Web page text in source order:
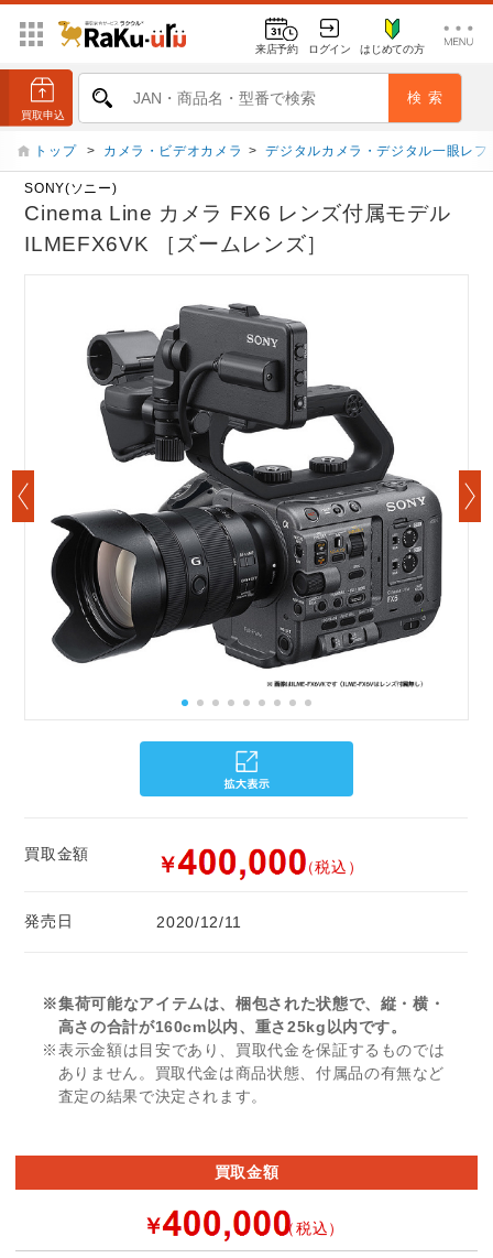
来店予約 ログイン はじめての方
トップ > カメラ・ビデオカメラ > デジタルカメラ・デジタル一眼レフ
SONY(ソニー)
Cinema Line カメラ FX6 レンズ付属モデル
ILMEFX6VK ［ズームレンズ］
買取金額 ￥ （税込）
発売日 2020/12/11
※集荷可能なアイテムは、梱包された状態で、縦・横・
高さの合計が160cm以内、重さ25kg以内です。
※表示金額は目安であり、買取代金を保証するものでは
ありません。買取代金は商品状態、付属品の有無など
査定の結果で決定されます。
買取金額
￥ （税込）